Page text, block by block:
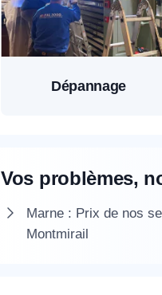
Dépannage
Vos problèmes,
Marne : Prix de nos
Montmirail